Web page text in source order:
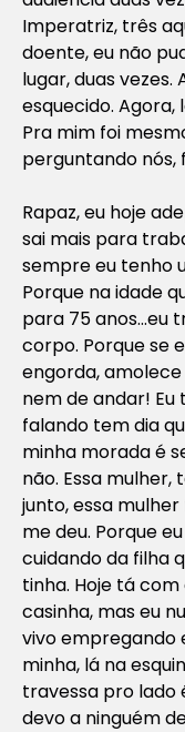
Imperatriz, três
doente, eu não
lugar, duas
esquecido.
Pra mim foi
perguntando nós,
Rapaz, eu hoje
sai mais para
sempre eu tenho
Porque na idade
para 75 anos…eu
corpo. Porque se
engorda,
nem de andar!
falando tem dia
minha morada é
não. Essa mulher,
junto, essa
me deu. Porque
cuidando da filha
tinha. Hoje tá
casinha, mas eu
vivo empregando
minha, lá na
travessa pro lado
devo a ninguém